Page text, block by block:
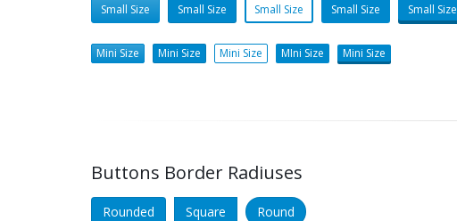
Small Size Small Size Small Size Small Size Small Size
Mini Size Mini Size Mini Size MIni Size Mini Size
Buttons Border Radiuses
Rounded Square Round